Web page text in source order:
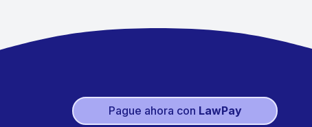
Pague ahora con LawPay